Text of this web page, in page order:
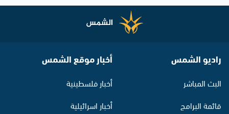
راديو الشمس
البث المباشر
قائمة البرامج
أخبار موقع الشمس
أخبار فلسطينية
أخبار اسرائيلية